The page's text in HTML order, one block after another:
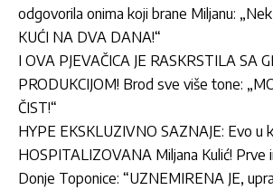
odgovorila onima koji brane Miljanu:
KUĆI NA DVA DANA!“
I OVA PJEVAČICA JE RASKRSTILA SA
PRODUKCIJOM! Brod sve više tone:
ČIST!“
HYPE EKSKLUZIVNO SAZNAJE: Evo u
HOSPITALIZOVANA Miljana Kulić! Prve
Donje Toponice: “UZNEMIRENA JE,